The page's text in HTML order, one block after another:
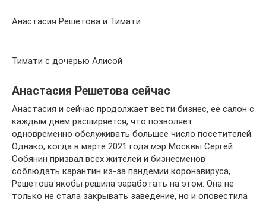
Анастасия Решетова и Тимати
Тимати с дочерью Алисой
Анастасия Решетова сейчас
Анастасия и сейчас продолжает вести бизнес, ее салон с
каждым днем расширяется, что позволяет
одновременно обслуживать большее число посетителей.
Однако, когда в марте 2021 года мэр Москвы Сергей
Собянин призвал всех жителей и бизнесменов
соблюдать карантин из-за пандемии коронавируса,
Решетова якобы решила заработать на этом. Она не
только не стала закрывать заведение, но и оповестила